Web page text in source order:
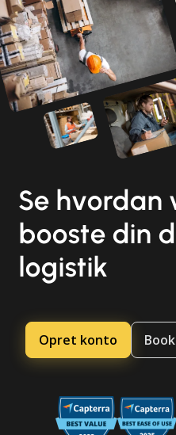
Se hvordan
booste din
logistik
Opret konto